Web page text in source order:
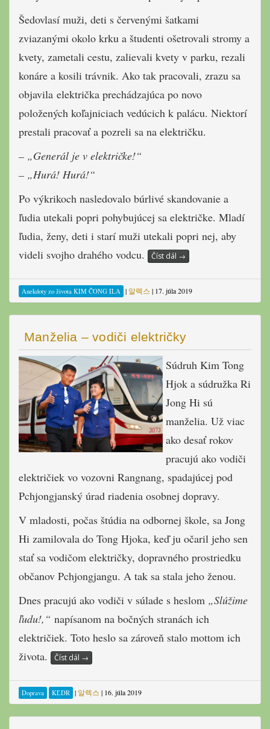
Šedovlasí muži, deti s červenými šatkami
zviazanými okolo krku a študenti ošetrovali stromy a
kvety, zametali cestu, zalievali kvety v parku, rezali
konáre a kosili trávnik. Ako tak pracovali, zrazu sa
objavila električka prechádzajúca po novo
položených koľajniciach vedúcich k palácu. Niektorí
prestali pracovať a pozreli sa na električku.
– „Generál je v električke!“
– „Hurá! Hurá!“
Po výkrikoch nasledovalo búrlivé skandovanie a
ľudia utekali popri pohybujúcej sa električke. Mladí
ľudia, ženy, deti i starí muži utekali popri nej, aby
videli svojho drahého vodcu.
Číst dál →
Anekdoty zo života KIM ČONG ILA | 알렉스 | 17. júla 2019
Manželia – vodiči električky
Súdruh Kim Tong
Hjok a súdružka Ri
Jong Hi sú
manželia. Už viac
ako desať rokov
pracujú ako vodiči
električiek vo vozovni Rangnang, spadajúcej pod
Pchjongjanský úrad riadenia osobnej dopravy.
V mladosti, počas štúdia na odbornej škole, sa Jong
Hi zamilovala do Tong Hjoka, keď ju očaril jeho sen
stať sa vodičom električky, dopravného prostriedku
občanov Pchjongjangu. A tak sa stala jeho ženou.
Dnes pracujú ako vodiči v súlade s heslom „Slúžime
ľudu!,“ napísanom na bočných stranách ich
električiek. Toto heslo sa zároveň stalo mottom ich
života.
Číst dál →
Doprava KĽDR | 알렉스 | 16. júla 2019